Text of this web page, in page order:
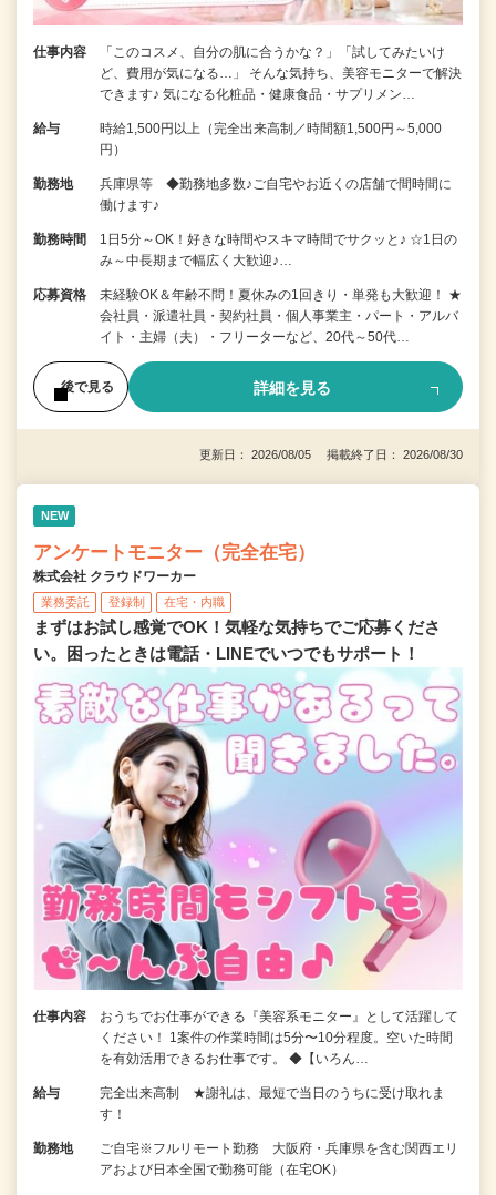
仕事内容
「このコスメ、自分の肌に合うかな？」「試してみたいけ
ど、費用が気になる…」 そんな気持ち、美容モニターで解決
できます♪ 気になる化粧品・健康食品・サプリメン…
給与
時給1,500円以上（完全出来高制／時間額1,500円～5,000
円）
勤務地
兵庫県等 ◆勤務地多数♪ご自宅やお近くの店舗で間時間に
働けます♪
勤務時間
1日5分～OK！好きな時間やスキマ時間でサクッと♪ ☆1日の
み～中長期まで幅広く大歓迎♪…
応募資格
未経験OK＆年齢不問！夏休みの1回きり・単発も大歓迎！ ★
会社員・派遣社員・契約社員・個人事業主・パート・アルバ
イト・主婦（夫）・フリーターなど、20代～50代…
後で見る 詳細を見る
更新日： 2026/08/05 掲載終了日： 2026/08/30
NEW
アンケートモニター（完全在宅）
株式会社 クラウドワーカー
業務委託 登録制 在宅・内職
まずはお試し感覚でOK！気軽な気持ちでご応募くださ
い。困ったときは電話・LINEでいつでもサポート！
仕事内容
おうちでお仕事ができる『美容系モニター』として活躍して
ください！ 1案件の作業時間は5分〜10分程度。空いた時間
を有効活用できるお仕事です。 ◆【いろん…
給与
完全出来高制 ★謝礼は、最短で当日のうちに受け取れま
す！
勤務地
ご自宅※フルリモート勤務 大阪府・兵庫県を含む関西エリ
アおよび日本全国で勤務可能（在宅OK）